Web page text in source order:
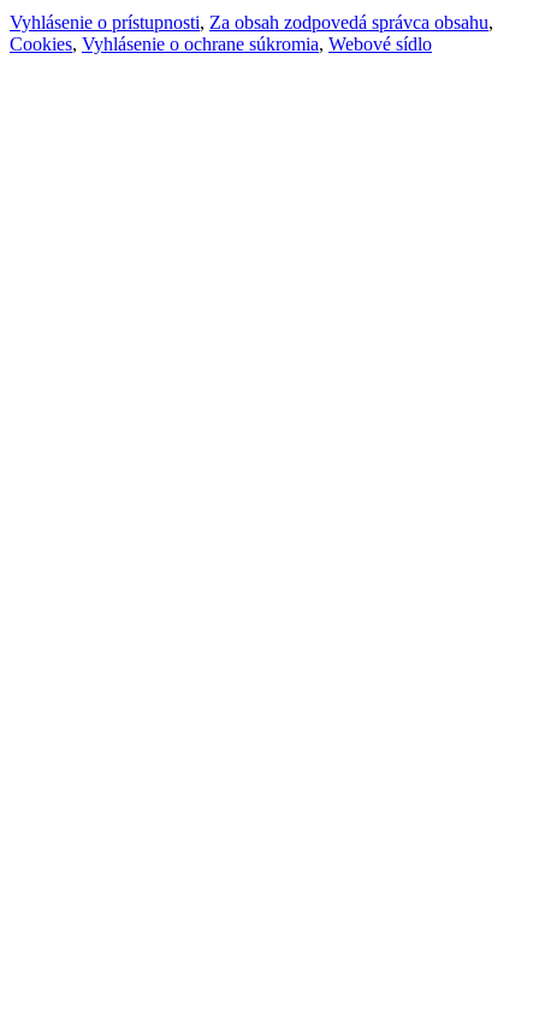
Vyhlásenie o prístupnosti, Za obsah zodpovedá správca obsahu,
Cookies, Vyhlásenie o ochrane súkromia, Webové sídlo